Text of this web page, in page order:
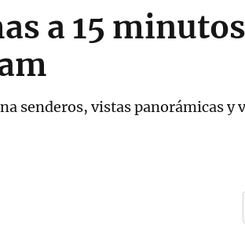
a 15
senderos, vistas panorámicas y